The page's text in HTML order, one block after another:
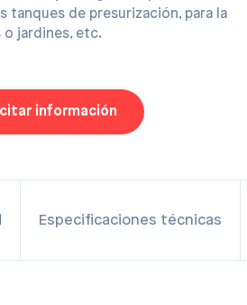
tanques de presurización, para la
jardines, etc.
información
Especificaciones técnicas